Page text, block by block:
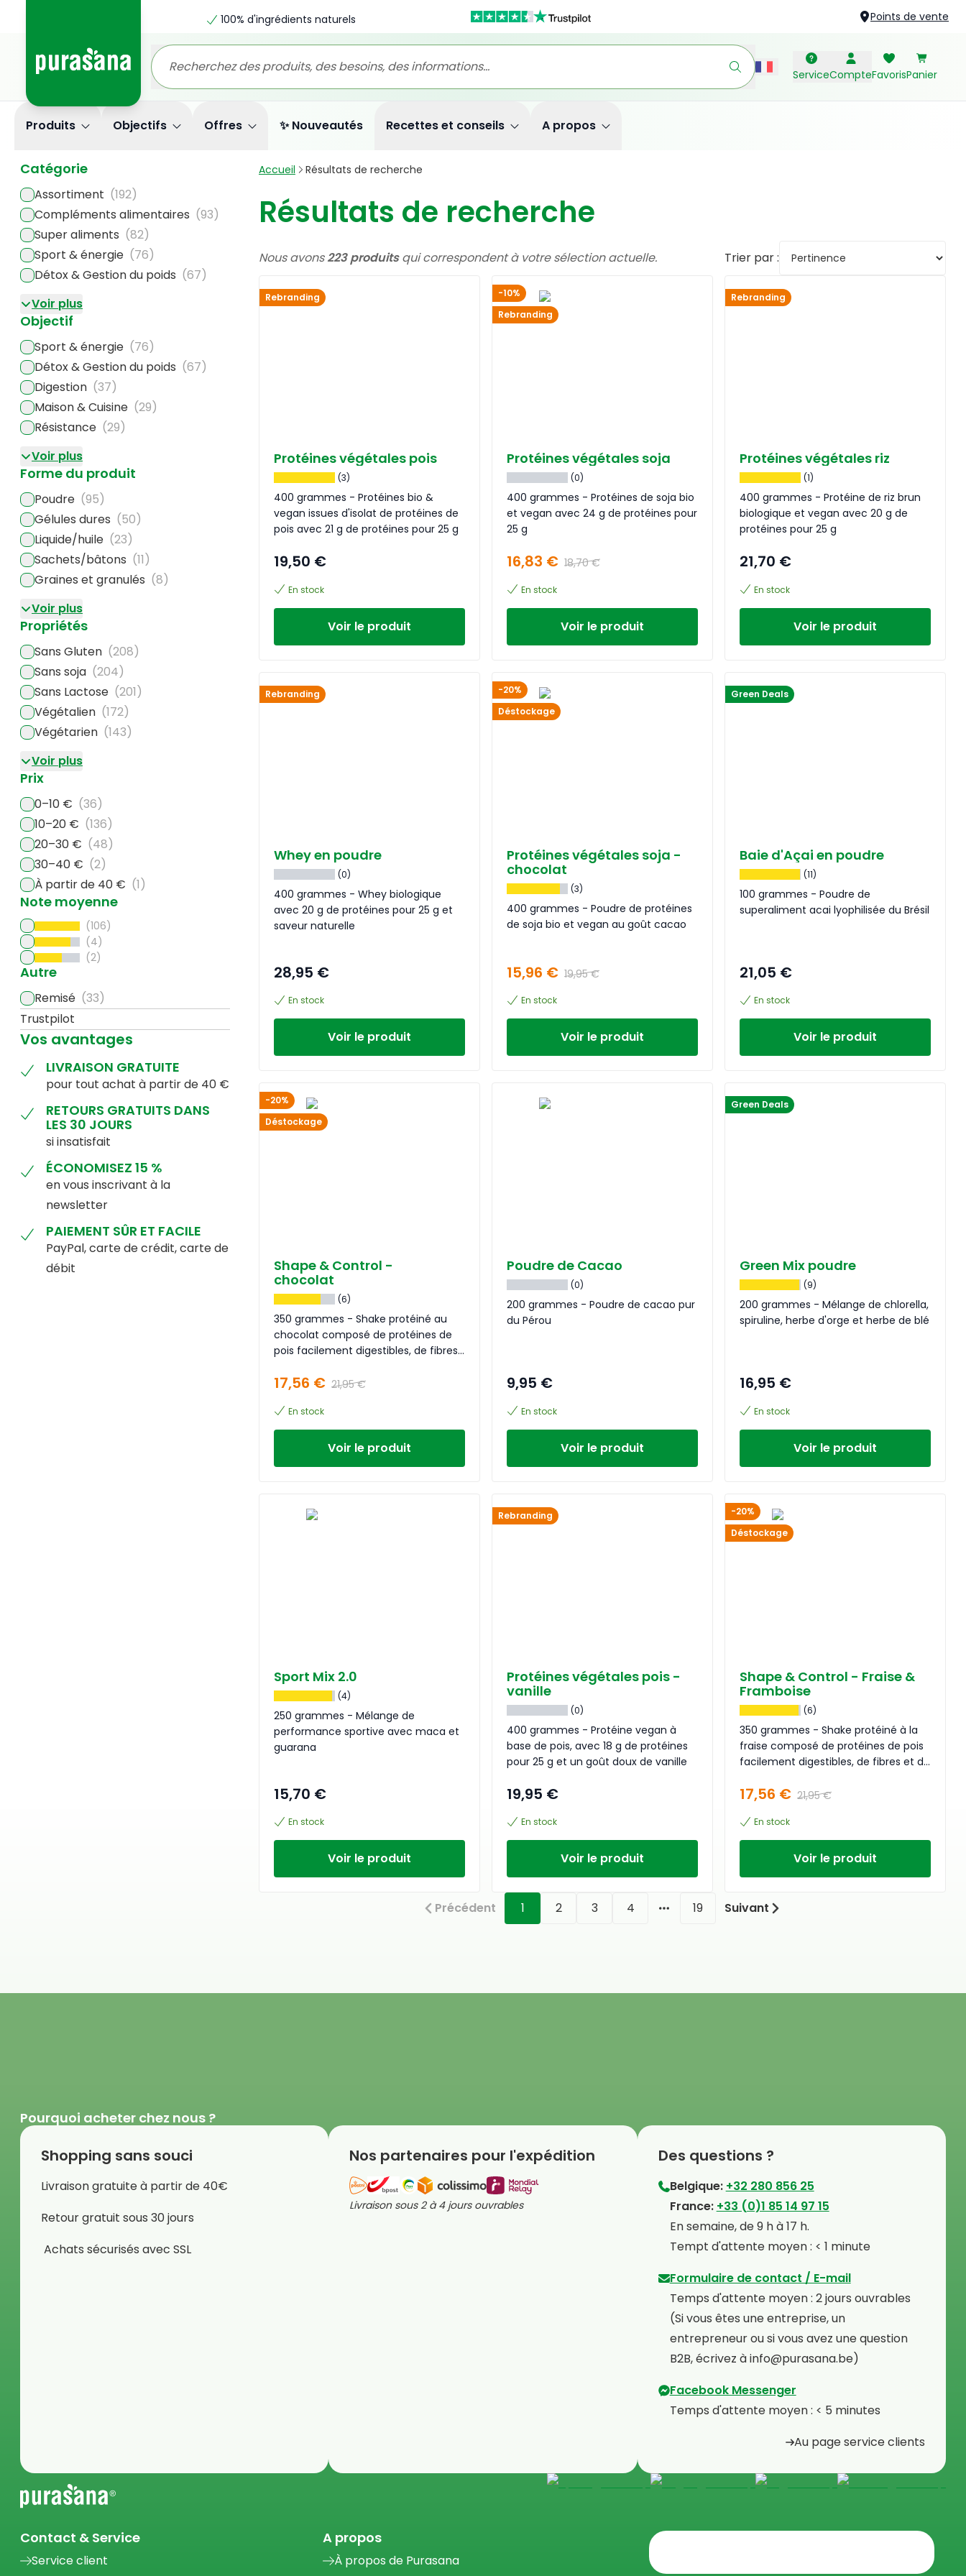
100% d'ingrédients naturels Points de vente
ServiceCompteFavorisPanier
Produits Objectifs Offres ✨ Nouveautés Recettes et conseils A propos
Catégorie
Assortiment (192)
Compléments alimentaires (93)
Super aliments (82)
Sport & énergie (76)
Détox & Gestion du poids (67)
Voir plus
Objectif
Sport & énergie (76)
Détox & Gestion du poids (67)
Digestion (37)
Maison & Cuisine (29)
Résistance (29)
Voir plus
Forme du produit
Poudre (95)
Gélules dures (50)
Liquide/huile (23)
Sachets/bâtons (11)
Graines et granulés (8)
Voir plus
Propriétés
Sans Gluten (208)
Sans soja (204)
Sans Lactose (201)
Végétalien (172)
Végétarien (143)
Voir plus
Prix
0–10 € (36)
10–20 € (136)
20–30 € (48)
30–40 € (2)
À partir de 40 € (1)
Note moyenne
(106)
(4)
(2)
Autre
Remisé (33)
Trustpilot
Vos avantages
LIVRAISON GRATUITE
pour tout achat à partir de 40 €
RETOURS GRATUITS DANS
LES 30 JOURS
si insatisfait
ÉCONOMISEZ 15 %
en vous inscrivant à la
newsletter
PAIEMENT SÛR ET FACILE
PayPal, carte de crédit, carte de
débit
Accueil Résultats de recherche
Résultats de recherche
Nous avons223 produitsqui correspondent à votre sélection actuelle. Trier par :
Rebranding
Protéines végétales pois
(3)
400 grammes - Protéines bio &
vegan issues d'isolat de protéines de
pois avec 21 g de protéines pour 25 g
19,50 €
En stock
Voir le produit
-10%
Rebranding
Protéines végétales soja
(0)
400 grammes - Protéines de soja bio
et vegan avec 24 g de protéines pour
25 g
16,83 € 18,70 €
En stock
Voir le produit
Rebranding
Protéines végétales riz
(1)
400 grammes - Protéine de riz brun
biologique et vegan avec 20 g de
protéines pour 25 g
21,70 €
En stock
Voir le produit
Rebranding
Whey en poudre
(0)
400 grammes - Whey biologique
avec 20 g de protéines pour 25 g et
saveur naturelle
28,95 €
En stock
Voir le produit
-20%
Déstockage
Protéines végétales soja -
chocolat
(3)
400 grammes - Poudre de protéines
de soja bio et vegan au goût cacao
15,96 € 19,95 €
En stock
Voir le produit
Green Deals
Baie d'Açai en poudre
(11)
100 grammes - Poudre de
superaliment acai lyophilisée du Brésil
21,05 €
En stock
Voir le produit
-20%
Déstockage
Shape & Control -
chocolat
(6)
350 grammes - Shake protéiné au
chocolat composé de protéines de
pois facilement digestibles, de fibres
17,56 € 21,95 €
En stock
Voir le produit
Poudre de Cacao
(0)
200 grammes - Poudre de cacao pur
du Pérou
9,95 €
En stock
Voir le produit
Green Deals
Green Mix poudre
(9)
200 grammes - Mélange de chlorella,
spiruline, herbe d'orge et herbe de blé
16,95 €
En stock
Voir le produit
Sport Mix 2.0
(4)
250 grammes - Mélange de
performance sportive avec maca et
guarana
15,70 €
En stock
Voir le produit
Rebranding
Protéines végétales pois -
vanille
(0)
400 grammes - Protéine vegan à
base de pois, avec 18 g de protéines
pour 25 g et un goût doux de vanille
19,95 €
En stock
Voir le produit
-20%
Déstockage
Shape & Control - Fraise &
Framboise
(6)
350 grammes - Shake protéiné à la
fraise composé de protéines de pois
facilement digestibles, de fibres et de
17,56 € 21,95 €
En stock
Voir le produit
Précédent 1 2 3 4
More pages
19 Suivant
Pourquoi acheter chez nous ?
Shopping sans souci
Livraison gratuite à partir de 40€
Retour gratuit sous 30 jours
Achats sécurisés avec SSL
Nos partenaires pour l'expédition
Livraison sous 2 à 4 jours ouvrables
Des questions ?
Belgique: +32 280 856 25
⁠France: +33 (0)1 85 14 97 15
⁠En semaine, de 9 h à 17 h.
⁠Tempt d'attente moyen : < 1 minute
Formulaire de contact / E-mail
Temps d'attente moyen : 2 jours ouvrables
⁠(Si vous êtes une entreprise, un
entrepreneur ou si vous avez une question
B2B, écrivez à info@purasana.be)
Facebook Messenger
Temps d'attente moyen : < 5 minutes
Au page service clients
Contact & Service
Service client
A propos
À propos de Purasana